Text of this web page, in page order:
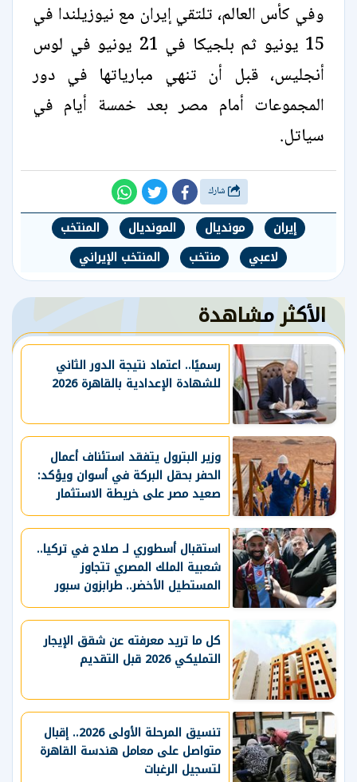
وفي كأس العالم، تلتقي إيران مع نيوزيلندا في
15 يونيو ثم بلجيكا في 21 يونيو في لوس
أنجليس، قبل أن تنهي مبارياتها في دور
المجموعات أمام مصر بعد خمسة أيام في
سياتل.
إيران مونديال المونديال
المنتخب
لاعبي
منتخب المنتخب الإيراني
الأكثر مشاهدة
رسميًا.. اعتماد نتيجة الدور الثاني
للشهادة الإعدادية بالقاهرة 2026
وزير البترول يتفقد استئناف أعمال
الحفر بحقل البركة في أسوان ويؤكد:
صعيد مصر على خريطة الاستثمار
البترولي
استقبال أسطوري لـ صلاح في تركيا..
شعبية الملك المصري تتجاوز
المستطيل الأخضر.. طرابزون سبور
يسعي لاستعادة لقب الدوري التركي
وتعزيز حظوظه في المنافسات
الأوروبية
كل ما تريد معرفته عن شقق الإيجار
التمليكي 2026 قبل التقديم
تنسيق المرحلة الأولى 2026.. إقبال
متواصل على معامل هندسة القاهرة
لتسجيل الرغبات